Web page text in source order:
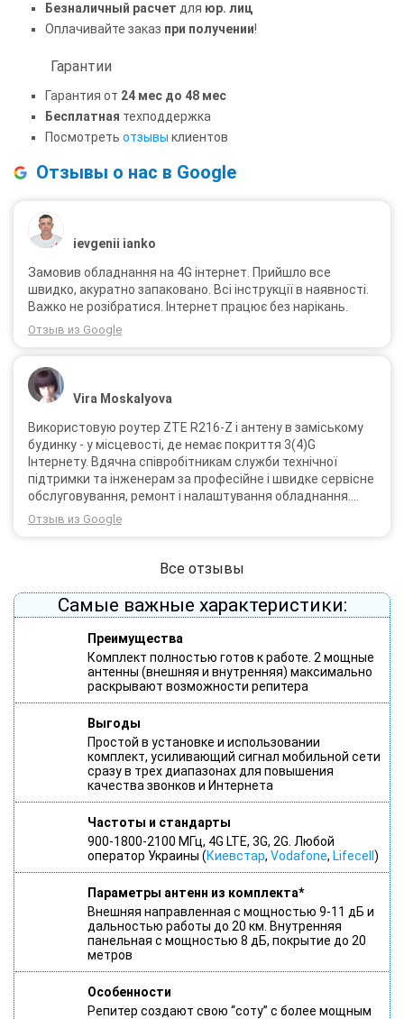
Безналичный расчет для юр. лиц
Оплачивайте заказ при получении!
Гарантии
Гарантия от 24 мес до 48 мес
Бесплатная техподдержка
Посмотреть отзывы клиентов
Отзывы о нас в Google
ievgenii ianko
Замовив обладнання на 4G інтернет. Прийшло все
швидко, акуратно запаковано. Всі інструкції в наявності.
Важко не розібратися. Інтернет працює без нарікань.
Отзыв из Google
Vira Moskalyova
Використовую роутер ZTE R216-Z і антену в заміському
будинку - у місцевості, де немає покриття 3(4)G
Інтернету. Вдячна співробітникам служби технічної
підтримки та інженерам за професійне і швидке сервісне
обслуговування, ремонт і налаштування обладнання.
Через 3 роки після покупки я не шкодую про прийняте
тоді рішення придбати обладнання в компанії 3G star
Отзыв из Google
Все отзывы
Самые важные характеристики:
Преимущества
Комплект полностью готов к работе. 2 мощные
антенны (внешняя и внутренняя) максимально
раскрывают возможности репитера
Выгоды
Простой в установке и использовании
комплект, усиливающий сигнал мобильной сети
сразу в трех диапазонах для повышения
качества звонков и Интернета
Частоты и стандарты
900-1800-2100 МГц, 4G LTE, 3G, 2G. Любой
оператор Украины (Киевстар, Vodafone, Lifecell )
Параметры антенн из комплекта*
Внешняя направленная с мощностью 9-11 дБ и
дальностью работы до 20 км. Внутренняя
панельная с мощностью 8 дБ, покрытие до 20
метров
Особенности
Репитер создают свою “соту” с более мощным